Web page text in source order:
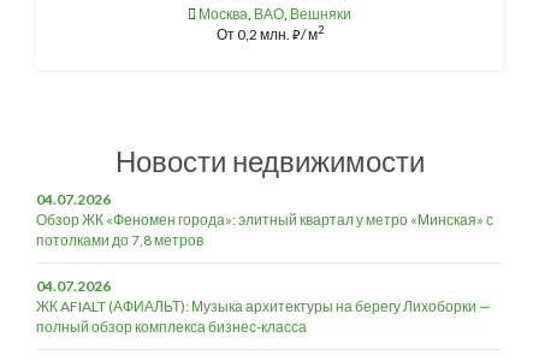
Москва ВАО Вешняки
От0,2 млн. ⃏/ м2
Новости недвижимости
04.07.2026
Обзор ЖК «Феномен города»: элитный квартал у метро «Минская» с
потолками до 7,8 метров
04.07.2026
ЖК AFIALT (АФИАЛЬТ): Музыка архитектуры на берегу Лихоборки —
полный обзор комплекса бизнес-класса